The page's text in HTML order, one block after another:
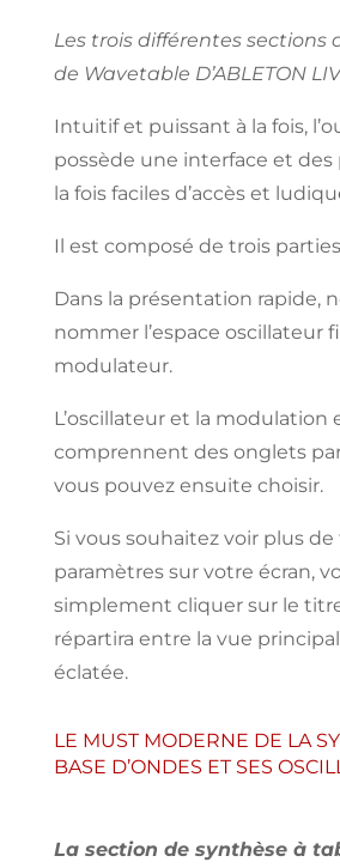
Les trois différentes sections
de Wavetable D’ABLETON
Intuitifet puissant à la fois,
possède une interface et des
la fois faciles d’accès et
Il est composé de trois parties
Dans la présentation rapide,
nommer l’espace oscillateur
modulateur.
L’oscillateur et la modulation
comprennent des onglets
vous pouvez ensuite choisir.
Si vous souhaitez voir plus
paramètres sur votre écran,
simplement cliquer sur le
répartira entre la vue
éclatée.
LE MUST MODERNE DE LA
BASE D’ONDES ET SES
La section de synthèse à